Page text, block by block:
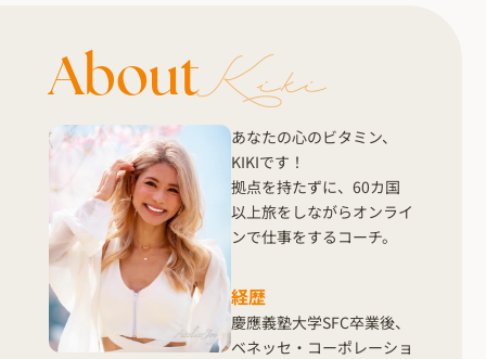
About
あなたの心のビタミン、
KIKIです！
拠点を持たずに、60カ国
以上旅をしながらオンライ
ンで仕事をするコーチ。
経歴
慶應義塾大学SFC卒業後、
ベネッセ・コーポレーショ